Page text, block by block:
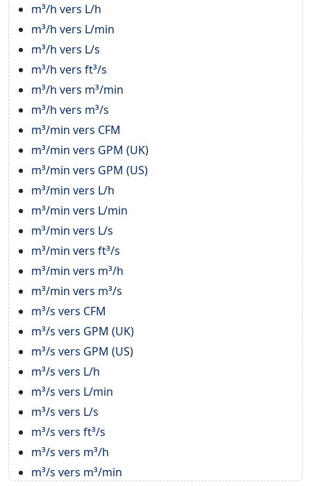
m³/h vers L/h
m³/h vers L/min
m³/h vers L/s
m³/h vers ft³/s
m³/h vers m³/min
m³/h vers m³/s
m³/min vers CFM
m³/min vers GPM (UK)
m³/min vers GPM (US)
m³/min vers L/h
m³/min vers L/min
m³/min vers L/s
m³/min vers ft³/s
m³/min vers m³/h
m³/min vers m³/s
m³/s vers CFM
m³/s vers GPM (UK)
m³/s vers GPM (US)
m³/s vers L/h
m³/s vers L/min
m³/s vers L/s
m³/s vers ft³/s
m³/s vers m³/h
m³/s vers m³/min